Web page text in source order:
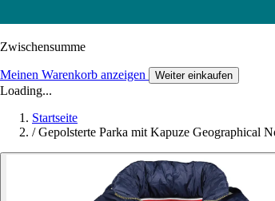
Zwischensumme
Meinen Warenkorb anzeigen Weiter einkaufen
Loading...
Startseite
/ Gepolsterte Parka mit Kapuze Geographical